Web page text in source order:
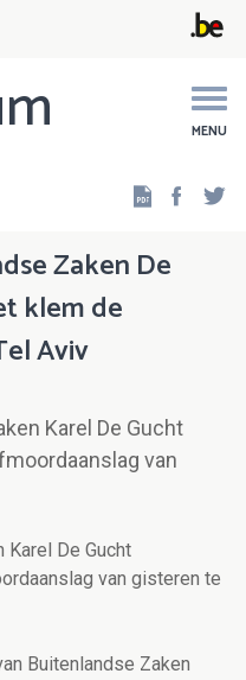
MENU
Zaken De
klem de
Aviv
Karel De Gucht
van
Karel De Gucht
van gisteren te
Buitenlandse Zaken